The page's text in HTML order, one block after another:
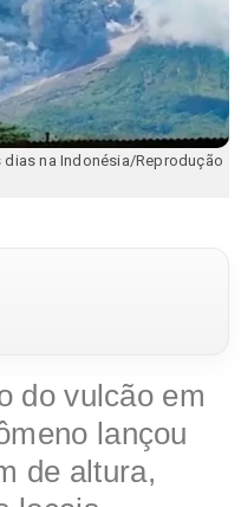
na Indonésia/Reprodução
do vulcão em
lançou
de altura,